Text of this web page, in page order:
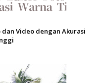
Video dengan Akurasi